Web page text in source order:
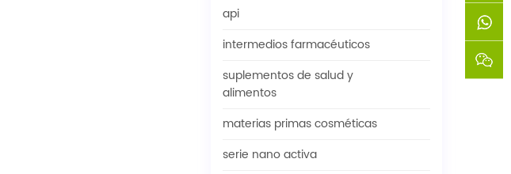
api
intermedios farmacéuticos
suplementos de salud y
alimentos
materias primas cosméticas
serie nano activa
5853819